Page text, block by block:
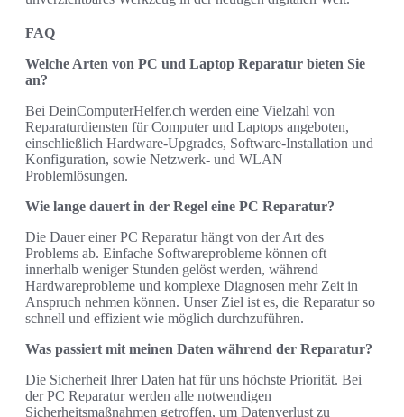
FAQ
Welche Arten von PC und Laptop Reparatur bieten Sie
an?
Bei DeinComputerHelfer.ch werden eine Vielzahl von
Reparaturdiensten für Computer und Laptops angeboten,
einschließlich Hardware-Upgrades, Software-Installation und
Konfiguration, sowie Netzwerk- und WLAN
Problemlösungen.
Wie lange dauert in der Regel eine PC Reparatur?
Die Dauer einer PC Reparatur hängt von der Art des
Problems ab. Einfache Softwareprobleme können oft
innerhalb weniger Stunden gelöst werden, während
Hardwareprobleme und komplexe Diagnosen mehr Zeit in
Anspruch nehmen können. Unser Ziel ist es, die Reparatur so
schnell und effizient wie möglich durchzuführen.
Was passiert mit meinen Daten während der Reparatur?
Die Sicherheit Ihrer Daten hat für uns höchste Priorität. Bei
der PC Reparatur werden alle notwendigen
Sicherheitsmaßnahmen getroffen, um Datenverlust zu